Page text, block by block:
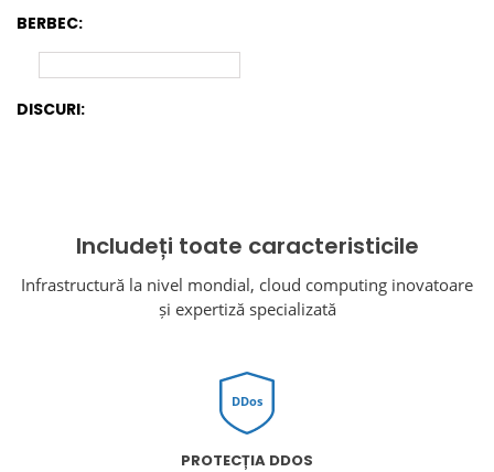
BERBEC:
DISCURI:
Includeți toate caracteristicile
Infrastructură la nivel mondial, cloud computing inovatoare
și expertiză specializată
DDos
PROTECȚIA DDOS